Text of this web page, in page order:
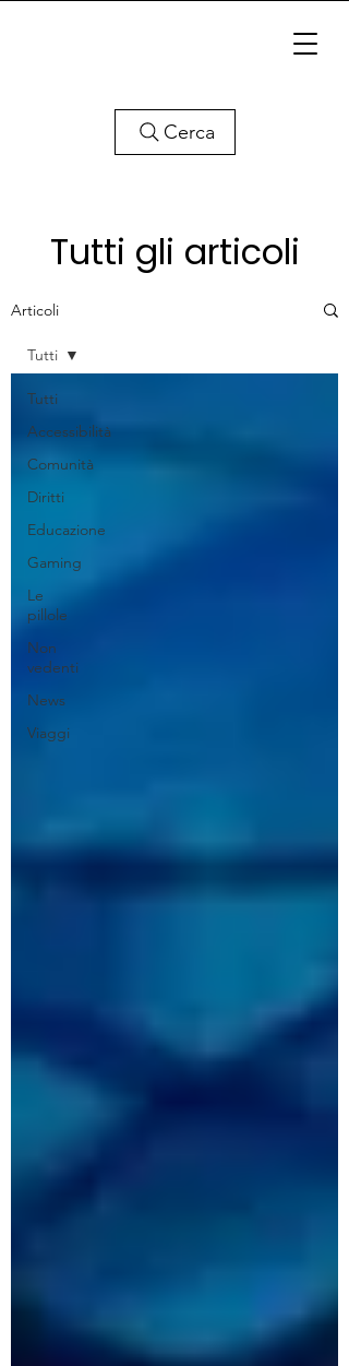
Cerca
Tutti gli articoli
Articoli
Tutti
Accessibilità
Comunità
Diritti
Educazione
Gaming
Le
pillole
Non
vedenti
News
Viaggi
Tutti